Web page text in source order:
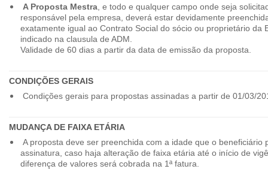
A Proposta Mestra, e todo e qualquer campo onde seja
responsável pela empresa, deverá estar devidamente
exatamente igual ao Contrato Social do sócio ou proprietário da
indicado na clausula de ADM.
Validade de 60 dias a partir da data de emissão da proposta.
CONDIÇÕES GERAIS
Condições gerais para propostas assinadas a partir de 01/03/
MUDANÇA DE FAIXA ETÁRIA
A proposta deve ser preenchida com a idade que o beneficiário
assinatura, caso haja alteração de faixa etária até o início de
diferença de valores será cobrada na 1ª fatura.